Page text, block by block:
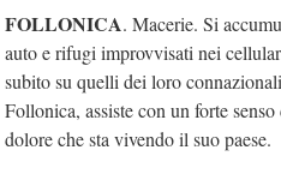
FOLLONICA. Macerie. Si
auto e rifugi improvvisati nei
subito su quelli dei loro
Follonica, assiste con un forte
dolore che sta vivendo il suo paese.